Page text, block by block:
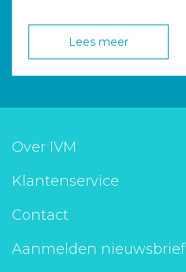
Lees meer
Over IVM
Klantenservice
Contact
Aanmelden nieuwsbrief